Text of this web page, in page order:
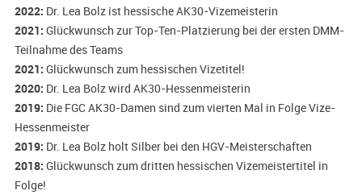
2022: Dr. Lea Bolz ist hessische AK30-Vizemeisterin
2021: Glückwunsch zur Top-Ten-Platzierung bei der ersten DMM-
Teilnahme des Teams
2021: Glückwunsch zum hessischen Vizetitel!
2020: Dr. Lea Bolz wird AK30-Hessenmeisterin
2019: Die FGCAK30-Damen sind zum vierten Mal in Folge Vize-
Hessenmeister
2019: Dr. Lea Bolz holt Silber bei den HGV-Meisterschaften
2018: Glückwunsch zum dritten hessischen Vizemeistertitel in
Folge!